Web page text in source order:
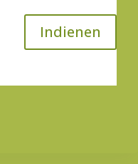
Indienen